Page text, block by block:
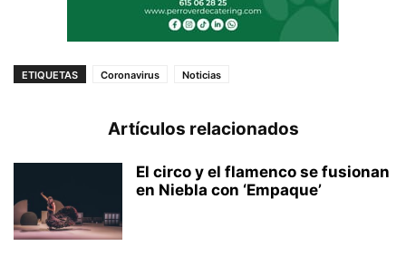
ETIQUETAS Coronavirus Noticias
Artículos relacionados
El circo y el flamenco se fusionan
en Niebla con ‘Empaque’